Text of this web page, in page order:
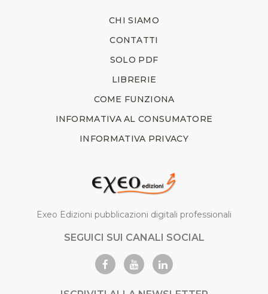
CHI SIAMO
CONTATTI
SOLO PDF
LIBRERIE
COME FUNZIONA
INFORMATIVA AL CONSUMATORE
INFORMATIVA PRIVACY
Exeo Edizioni pubblicazioni digitali professionali
SEGUICI SUI CANALI SOCIAL